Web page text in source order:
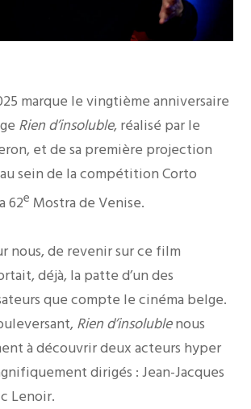
marque le vingtième anniversaire
Rien d’insoluble, réalisé par le
et de sa première projection
sein de la compétition Corto
62e Mostra de Venise.
nous, de revenir sur ce film
déjà, la patte d’un des
que compte le cinéma belge.
Rien d’insolublenous
à découvrir deux acteurs hyper
dirigés : Jean-Jacques
Lenoir.